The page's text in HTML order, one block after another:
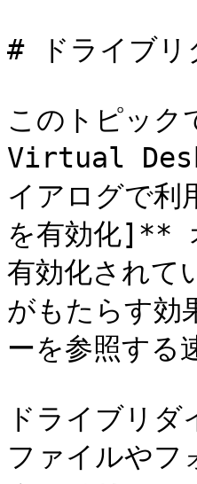
# ドライブリ
このトピック
Virtual
イアログで
を有効化]**
有効化されて
がもたらす効
ーを参照する
ドライブリ
ファイルやフ